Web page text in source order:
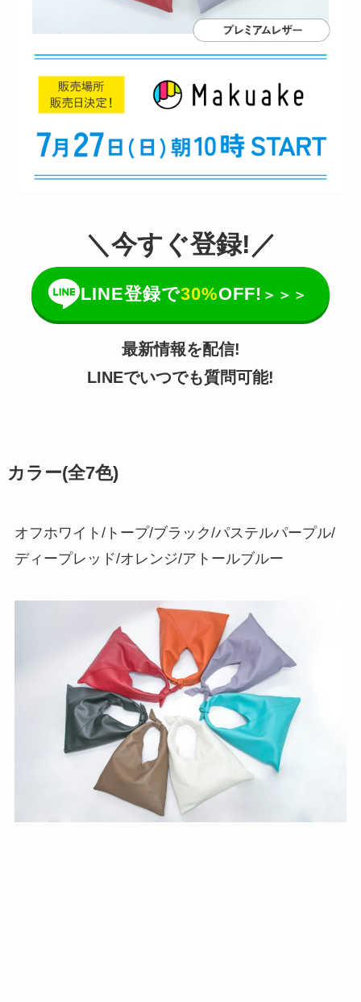
＼今すぐ登録!／
LINE登録で30%OFF! ＞＞＞
最新情報を配信!
LINEでいつでも質問可能!
カラー(全7色)
オフホワイト/トープ/ブラック/パステルパープル/
ディープレッド/オレンジ/アトールブルー